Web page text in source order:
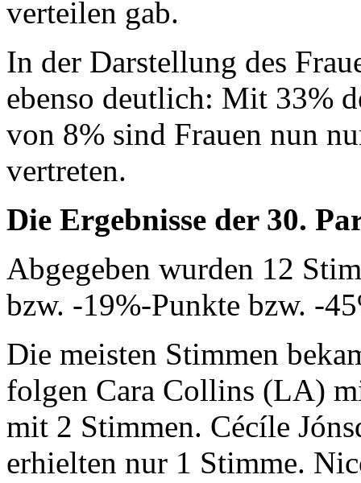
verteilen gab.
In der Darstellung des
ebenso deutlich: Mit 33%
von 8% sind Frauen nun
vertreten.
Die Ergebnisse der 30.
Abgegeben wurden 12
bzw. -19%-Punkte bzw. -
Die meisten Stimmen
folgen Cara Collins (LA)
mit 2 Stimmen. Cécíle
erhielten nur 1 Stimme.